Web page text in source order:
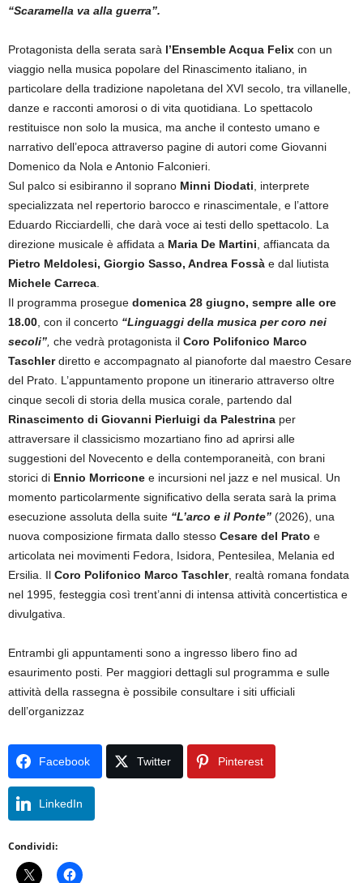
“Scaramella va alla guerra”.
Protagonista della serata sarà l’Ensemble Acqua Felix con un
viaggio nella musica popolare del Rinascimento italiano, in
particolare della tradizione napoletana del XVI secolo, tra villanelle,
danze e racconti amorosi o di vita quotidiana. Lo spettacolo
restituisce non solo la musica, ma anche il contesto umano e
narrativo dell’epoca attraverso pagine di autori come Giovanni
Domenico da Nola e Antonio Falconieri.
Sul palco si esibiranno il soprano Minni Diodati , interprete
specializzata nel repertorio barocco e rinascimentale, e l’attore
Eduardo Ricciardelli, che darà voce ai testi dello spettacolo. La
direzione musicale è affidata a Maria De Martini , affiancata da
Pietro Meldolesi, Giorgio Sasso, Andrea Fossà e dal liutista
Michele Carreca
Il programma prosegue domenica 28 giugno, sempre alle ore
18.00 , con il concerto “Linguaggi della musica per coro nei
secoli” che vedrà protagonista il Coro Polifonico Marco
Taschlerdiretto e accompagnato al pianoforte dal maestro Cesare
del Prato. L’appuntamento propone un itinerario attraverso oltre
cinque secoli di storia della musica corale, partendo dal
Rinascimento di Giovanni Pierluigi da Palestrina per
attraversare il classicismo mozartiano fino ad aprirsi alle
suggestioni del Novecento e della contemporaneità, con brani
storici di Ennio Morricone e incursioni nel jazz e nel musical. Un
momento particolarmente significativo della serata sarà la prima
esecuzione assoluta della suite “L’arco e il Ponte” (2026), una
nuova composizione firmata dallo stesso Cesare del Prato e
articolata nei movimenti Fedora, Isidora, Pentesilea, Melania ed
Ersilia. Il Coro Polifonico Marco Taschler, realtà romana fondata
nel 1995, festeggia così trent’anni di intensa attività concertistica e
divulgativa.
Entrambi gli appuntamenti sono a ingresso libero fino ad
esaurimento posti. Per maggiori dettagli sul programma e sulle
attività della rassegna è possibile consultare i siti ufficiali
dell’organizzaz
Facebook Twitter Pinterest
LinkedIn
Condividi: